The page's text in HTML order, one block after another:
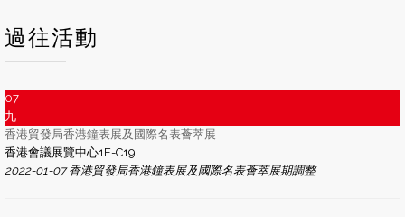
過往活動
07
九
香港貿發局香港鐘表展及國際名表薈萃展
香港會議展覽中心1E-C19
2022-01-07 香港貿發局香港鐘表展及國際名表薈萃展期調整